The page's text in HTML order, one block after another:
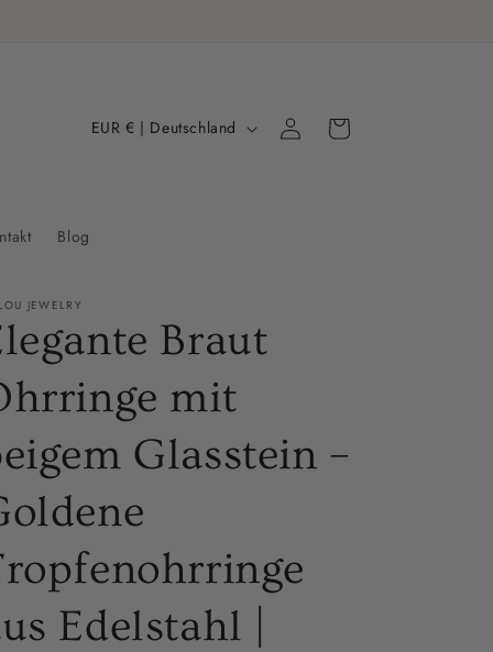
Blog
R
e
g
i
n
EUR € | Deutschland EinloggenWarenkorb
JEWELRY
Braut
mit
Glasstein –
Edelstahl |